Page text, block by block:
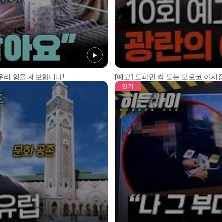
리 형을 제보합니다! [예고] 도파민 싹 도는 모로코 야시
인기